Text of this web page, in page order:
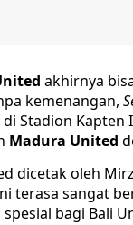
akhirnya
kemenangan,
Stadion Kapten
Madura United
dicetak oleh
terasa sangat
bagi Bali